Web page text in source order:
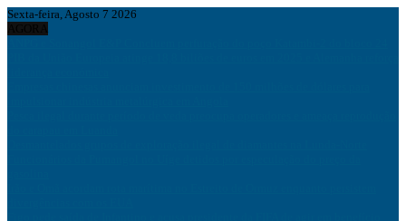
Sexta-feira, Agosto 7 2026